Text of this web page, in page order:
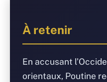
À retenir
En accusant
orientaux, Poutine